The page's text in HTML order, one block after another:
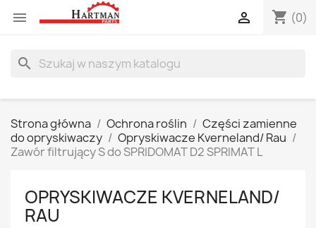
 shopping_cart (0)

search
Strona główna Ochrona roślin
Części zamienne
do opryskiwaczy
Opryskiwacze Kverneland/ Rau
Zawór filtrujący S do SPRIDOMAT D2 SPRIMAT L
OPRYSKIWACZE KVERNELAND/
RAU